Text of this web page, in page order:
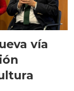
vía